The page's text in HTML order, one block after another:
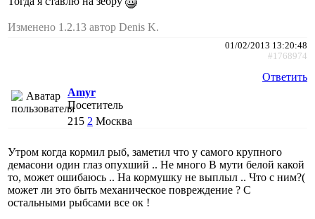
Изменено 1.2.13 автор Denis K.
01/02/2013 13:20:48
#1768974
Ответить
Amyr
Посетитель
215 2 Москва
Утром когда кормил рыб, заметил что у самого крупного
демасони один глаз опухший .. Не много В мути белой какой
то, может ошибаюсь .. На кормушку не выплыл .. Что с ним?(
может ли это быть механическое повреждение ? С
остальными рыбсами все ок !